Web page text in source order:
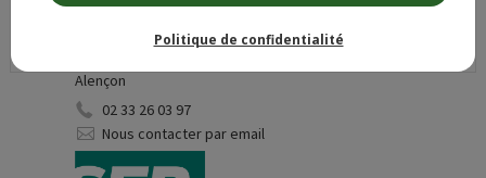
Alençon
02 33 26 03 97
Nous contacter par email
Politique de confidentialité